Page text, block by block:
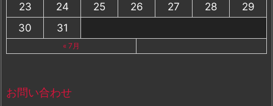
23
24 25 26 27 28
29
30
31
« 7月
お問い合わせ